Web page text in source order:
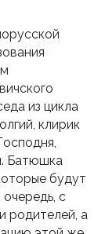
из цикла
клирик
Батюшка
будут
с
родителей, а